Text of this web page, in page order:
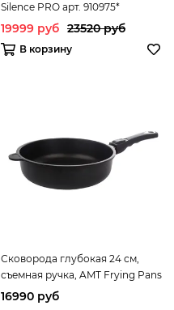
Silence PRO арт. 910975*
19999 руб 23520 руб
В корзину
Сковорода глубокая 24 см,
съемная ручка, AMT Frying Pans
Titan арт. AMT I-724
16990 руб